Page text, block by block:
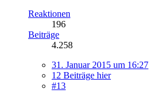
Reaktionen
196
Beiträge
4.258
31. Januar 2015 um 16:27
12 Beiträge hier
#13